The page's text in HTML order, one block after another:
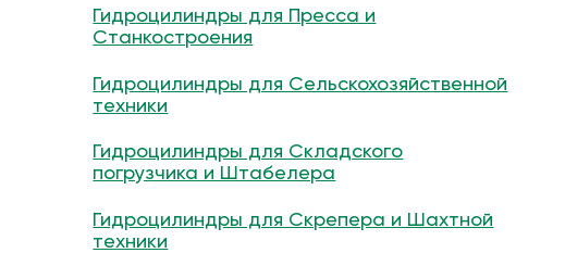
Гидроцилиндры для Пресса и
Станкостроения
Гидроцилиндры для Сельскохозяйственной
техники
Гидроцилиндры для Складского
погрузчика и Штабелера
Гидроцилиндры для Скрепера и Шахтной
техники